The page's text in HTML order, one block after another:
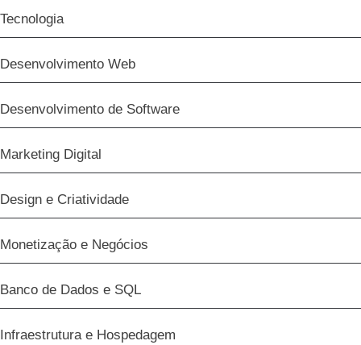
Tecnologia
Desenvolvimento Web
Desenvolvimento de Software
Marketing Digital
Design e Criatividade
Monetização e Negócios
Banco de Dados e SQL
Infraestrutura e Hospedagem